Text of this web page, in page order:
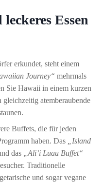
Essen
erkundet, steht einem
Journey“ mehrmals
Sie Hawaii in einem kurzen
atemberaubende
Buffets, die für jeden
haben. Das
„Island
das
„Ali’i Luau Buffet“
Traditionelle
und sogar vegane